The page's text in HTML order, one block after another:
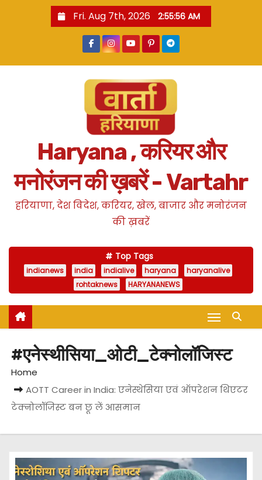
Fri. Aug 7th, 2026 2:55:57 AM
Haryana , करियर और
मनोरंजन की ख़बरें - Vartahr
हरियाणा, देश विदेश, करियर, खेल, बाजार और मनोरंजन
की ख़बरें
Top Tags
indianews india indialive haryana
haryanalive
rohtaknews
HARYANANEWS
#एनेस्थीसिया_ओटी_टेक्नोलॉजिस्ट
Home
AOTT Career in India: एनेस्थेसिया एवं ऑपरेशन थिएटर
टेक्नोलॉजिस्ट बन छू लें आसमान